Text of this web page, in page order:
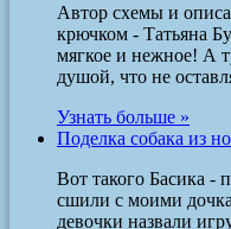
Автор схемы и
крючком - Татьяна
мягкое и нежное! А
душой, что не
Узнать больше »
Поделка собака из
Вот такого Басика -
сшили с моими
девочки назвали